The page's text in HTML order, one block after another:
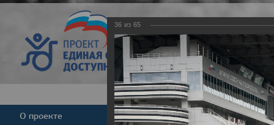
Версия для
О проекте Команда Новости
36 из 65